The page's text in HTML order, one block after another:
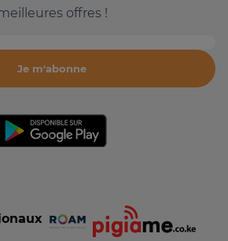
offres !
Je m'abonne